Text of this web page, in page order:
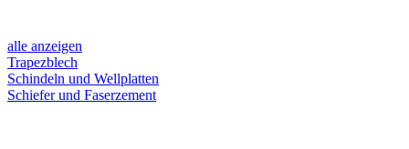
alle anzeigen
Trapezblech
Schindeln und Wellplatten
Schiefer und Faserzement